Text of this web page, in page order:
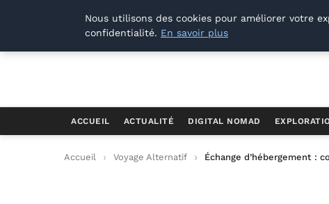
Offways.fr
ACCUEIL ACTUALITÉ DIGITAL NOMAD
Accueil Voyage Alternatif Échange d’hébergement :
Nous utilisons des cookies pour améliorer votre
confidentialité. En savoir plus